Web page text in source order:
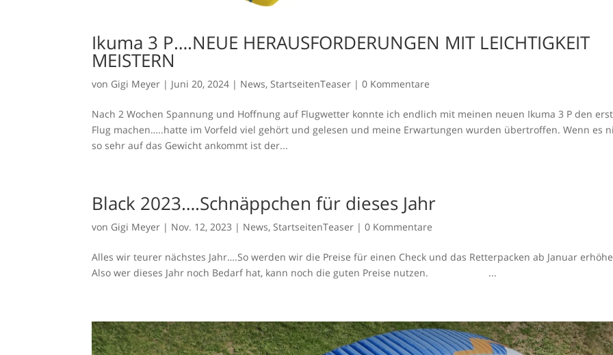
Ikuma 3 P….NEUE HERAUSFORDERUNGEN MIT LEICHTIGKEIT
MEISTERN
von Gigi Meyer | Juni 20, 2024 | News,StartseitenTeaser |0 Kommentare
Nach 2 Wochen Spannung und Hoffnung auf Flugwetter konnte ich endlich mit meinen neuen Ikuma 3 P den
Flug machen…..hatte im Vorfeld viel gehört und gelesen und meine Erwartungen wurden übertroffen. Wenn es
so sehr auf das Gewicht ankommt ist der...
Black 2023….Schnäppchen für dieses Jahr
von Gigi Meyer | Nov. 12, 2023 | News,StartseitenTeaser |0 Kommentare
Alles wir teurer nächstes Jahr….So werden wir die Preise für einen Check und das Retterpacken ab Januar
Also wer dieses Jahr noch Bedarf hat, kann noch die guten Preise nutzen. ...